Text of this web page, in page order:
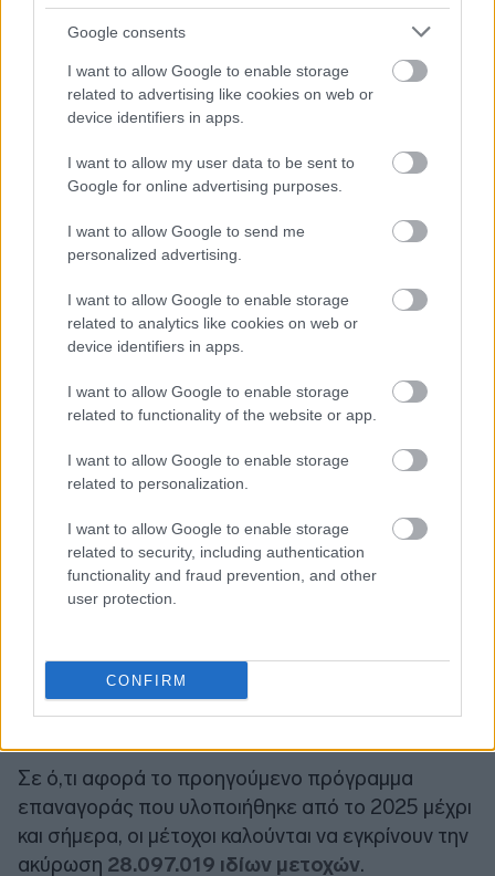
Google consents
I want to allow Google to enable storage
related to advertising like cookies on web or
device identifiers in apps.
I want to allow my user data to be sent to
Google for online advertising purposes.
I want to allow Google to send me
personalized advertising.
I want to allow Google to enable storage
related to analytics like cookies on web or
device identifiers in apps.
I want to allow Google to enable storage
related to functionality of the website or app.
I want to allow Google to enable storage
related to personalization.
I want to allow Google to enable storage
related to security, including authentication
functionality and fraud prevention, and other
user protection.
CONFIRM
μεταξύ 0,22 και 10 ευρώ ανά μετοχή.
Σε ό,τι αφορά το προηγούμενο πρόγραμμα
επαναγοράς που υλοποιήθηκε από το 2025 μέχρι
και σήμερα, οι μέτοχοι καλούνται να εγκρίνουν την
ακύρωση 28.097.019 ιδίων μετοχών.